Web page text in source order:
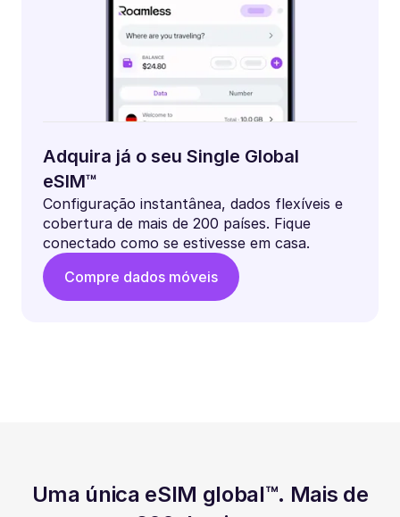
Adquira já o seu Single Global
eSIM™
Configuração instantânea, dados flexíveis e
cobertura de mais de 200 países. Fique
conectado como se estivesse em casa.
Compre dados móveis
Uma única eSIM global™. Mais de